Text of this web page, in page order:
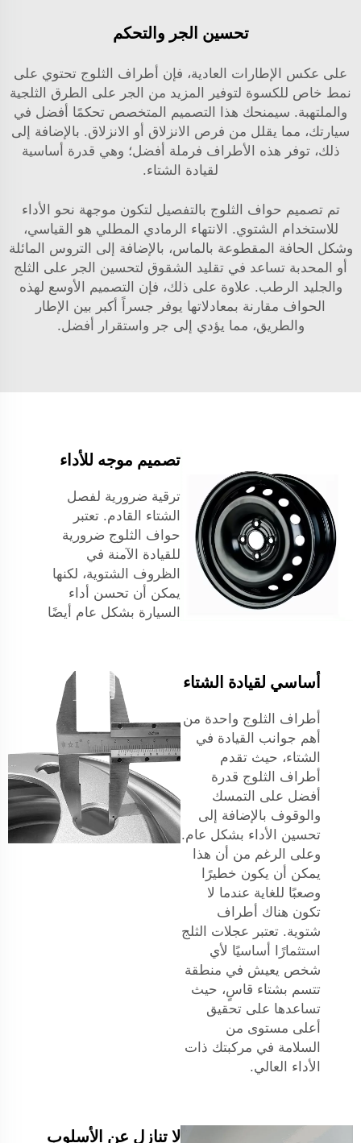
تحسين الجر والتحكم
على عكس الإطارات العادية، فإن أطراف الثلوج تحتوي على
نمط خاص للكسوة لتوفير المزيد من الجر على الطرق الثلجية
والملتهبة. سيمنحك هذا التصميم المتخصص تحكمًا أفضل في
سيارتك، مما يقلل من فرص الانزلاق أو الانزلاق. بالإضافة إلى
ذلك، توفر هذه الأطراف فرملة أفضل؛ وهي قدرة أساسية
لقيادة الشتاء.
تم تصميم حواف الثلوج بالتفصيل لتكون موجهة نحو الأداء
للاستخدام الشتوي. الانتهاء الرمادي المطلي هو القياسي،
وشكل الحافة المقطوعة بالماس، بالإضافة إلى التروس المائلة
أو المحدبة تساعد في تقليد الشقوق لتحسين الجر على الثلج
والجليد الرطب. علاوة على ذلك، فإن التصميم الأوسع لهذه
الحواف مقارنة بمعادلاتها يوفر جسراً أكبر بين الإطار
والطريق، مما يؤدي إلى جر واستقرار أفضل.
تصميم موجه للأداء
ترقية ضرورية لفصل
الشتاء القادم. تعتبر
حواف الثلوج ضرورية
للقيادة الآمنة في
الظروف الشتوية، لكنها
يمكن أن تحسن أداء
السيارة بشكل عام أيضًا
أساسي لقيادة الشتاء
أطراف الثلوج واحدة من
أهم جوانب القيادة في
الشتاء، حيث تقدم
أطراف الثلوج قدرة
أفضل على التمسك
والوقوف بالإضافة إلى
تحسين الأداء بشكل عام.
وعلى الرغم من أن هذا
يمكن أن يكون خطيرًا
وصعبًا للغاية عندما لا
تكون هناك أطراف
شتوية. تعتبر عجلات الثلج
استثمارًا أساسيًا لأي
شخص يعيش في منطقة
تتسم بشتاء قاسٍ، حيث
تساعدها على تحقيق
أعلى مستوى من
السلامة في مركبتك ذات
الأداء العالي.
لا تنازل عن الأسلوب